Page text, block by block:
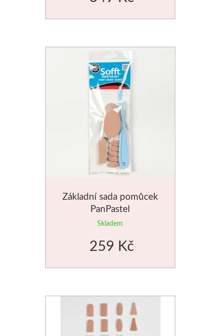
Akryl
Speedball
Sítotisk
Linoryt
Glazury
Stubai
Řezbářská dláta
Rydla
Umton
Akvarel
Tempery
Základní sada pomůcek
PanPastel
Skladem
259 Kč